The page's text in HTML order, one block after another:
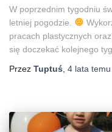
W poprzednim tygodniu
letniej pogodzie.
pracach plastycznych
się doczekać kolejnego
Przez Tuptuś 4 lata temu